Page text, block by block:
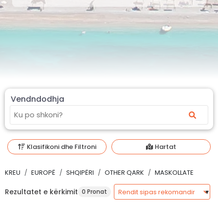
Vendndodhja
Klasifikoni dhe Filtroni Hartat
KREU EUROPË SHQIPËRI OTHER QARK MASKOLLATE
Rezultatet e kërkimit 0 Pronat